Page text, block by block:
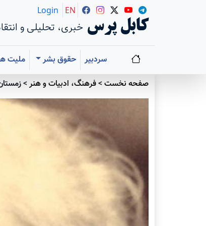
کابل پرس خبری، تحلیلی و
Login EN
سردبیر حقوق بشر ملیت
صفحه نخست>فرهنگ، ادبیات و هنر>